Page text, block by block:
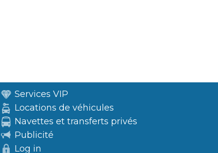
Services VIP
Locations de véhicules
Navettes et transferts privés
Publicité
Log in